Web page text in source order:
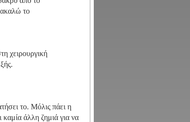
το
χειρουργική
το. Μόλις πάει η
άλλη ζημιά για να